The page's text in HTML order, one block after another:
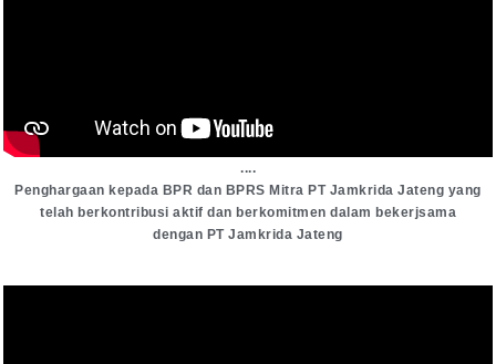
....
Penghargaan kepada BPR dan BPRS Mitra PT Jamkrida Jateng yang
telah berkontribusi aktif dan berkomitmen dalam bekerjsama
dengan PT Jamkrida Jateng